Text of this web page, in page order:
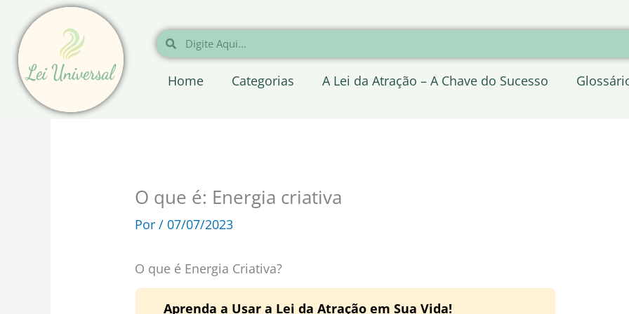
para
conteúdo
Pesquisar
Pesquisar
Home Categorias A Lei da Atração – A Chave do Sucesso
O que é: Energia criativa
Por/ 07/07/2023
O que é Energia Criativa?
Aprenda a Usar a Lei da Atração em Sua Vida!